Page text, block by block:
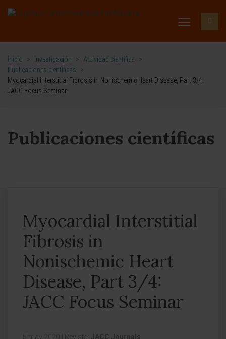
Inicio > Investigación > Actividad científica
>
Publicaciones científicas
>
Myocardial Interstitial Fibrosis in Nonischemic Heart Disease, Part 3/4:
JACC Focus Seminar
Publicaciones científicas
Myocardial Interstitial
Fibrosis in
Nonischemic Heart
Disease, Part 3/4:
JACC Focus Seminar
5 may 2020 Revista: JACC Journals